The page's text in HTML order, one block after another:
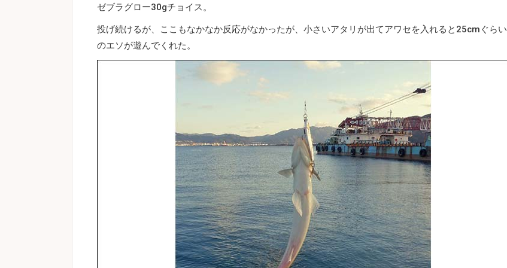
ゼブラグロー30gチョイス。
投げ続けるが、ここもなかなか反応がなかったが、小さいアタリが出てアワセを入れると25cmぐらい
のエソが遊んでくれた。